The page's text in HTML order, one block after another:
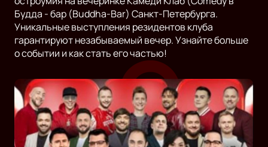
Будда - бар (Buddha-Bar) Санкт-Петербурга.
Уникальные выступления резидентов клуба
гарантируют незабываемый вечер. Узнайте больше
о событии и как стать его частью!